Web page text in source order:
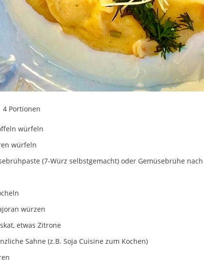
4 Portionen
würfeln
würfeln
(7-Würz selbstgemacht) oder Gemüsebrühe
würzen
etwas Zitrone
Sahne (z.B. Soja Cuisine zum Kochen)